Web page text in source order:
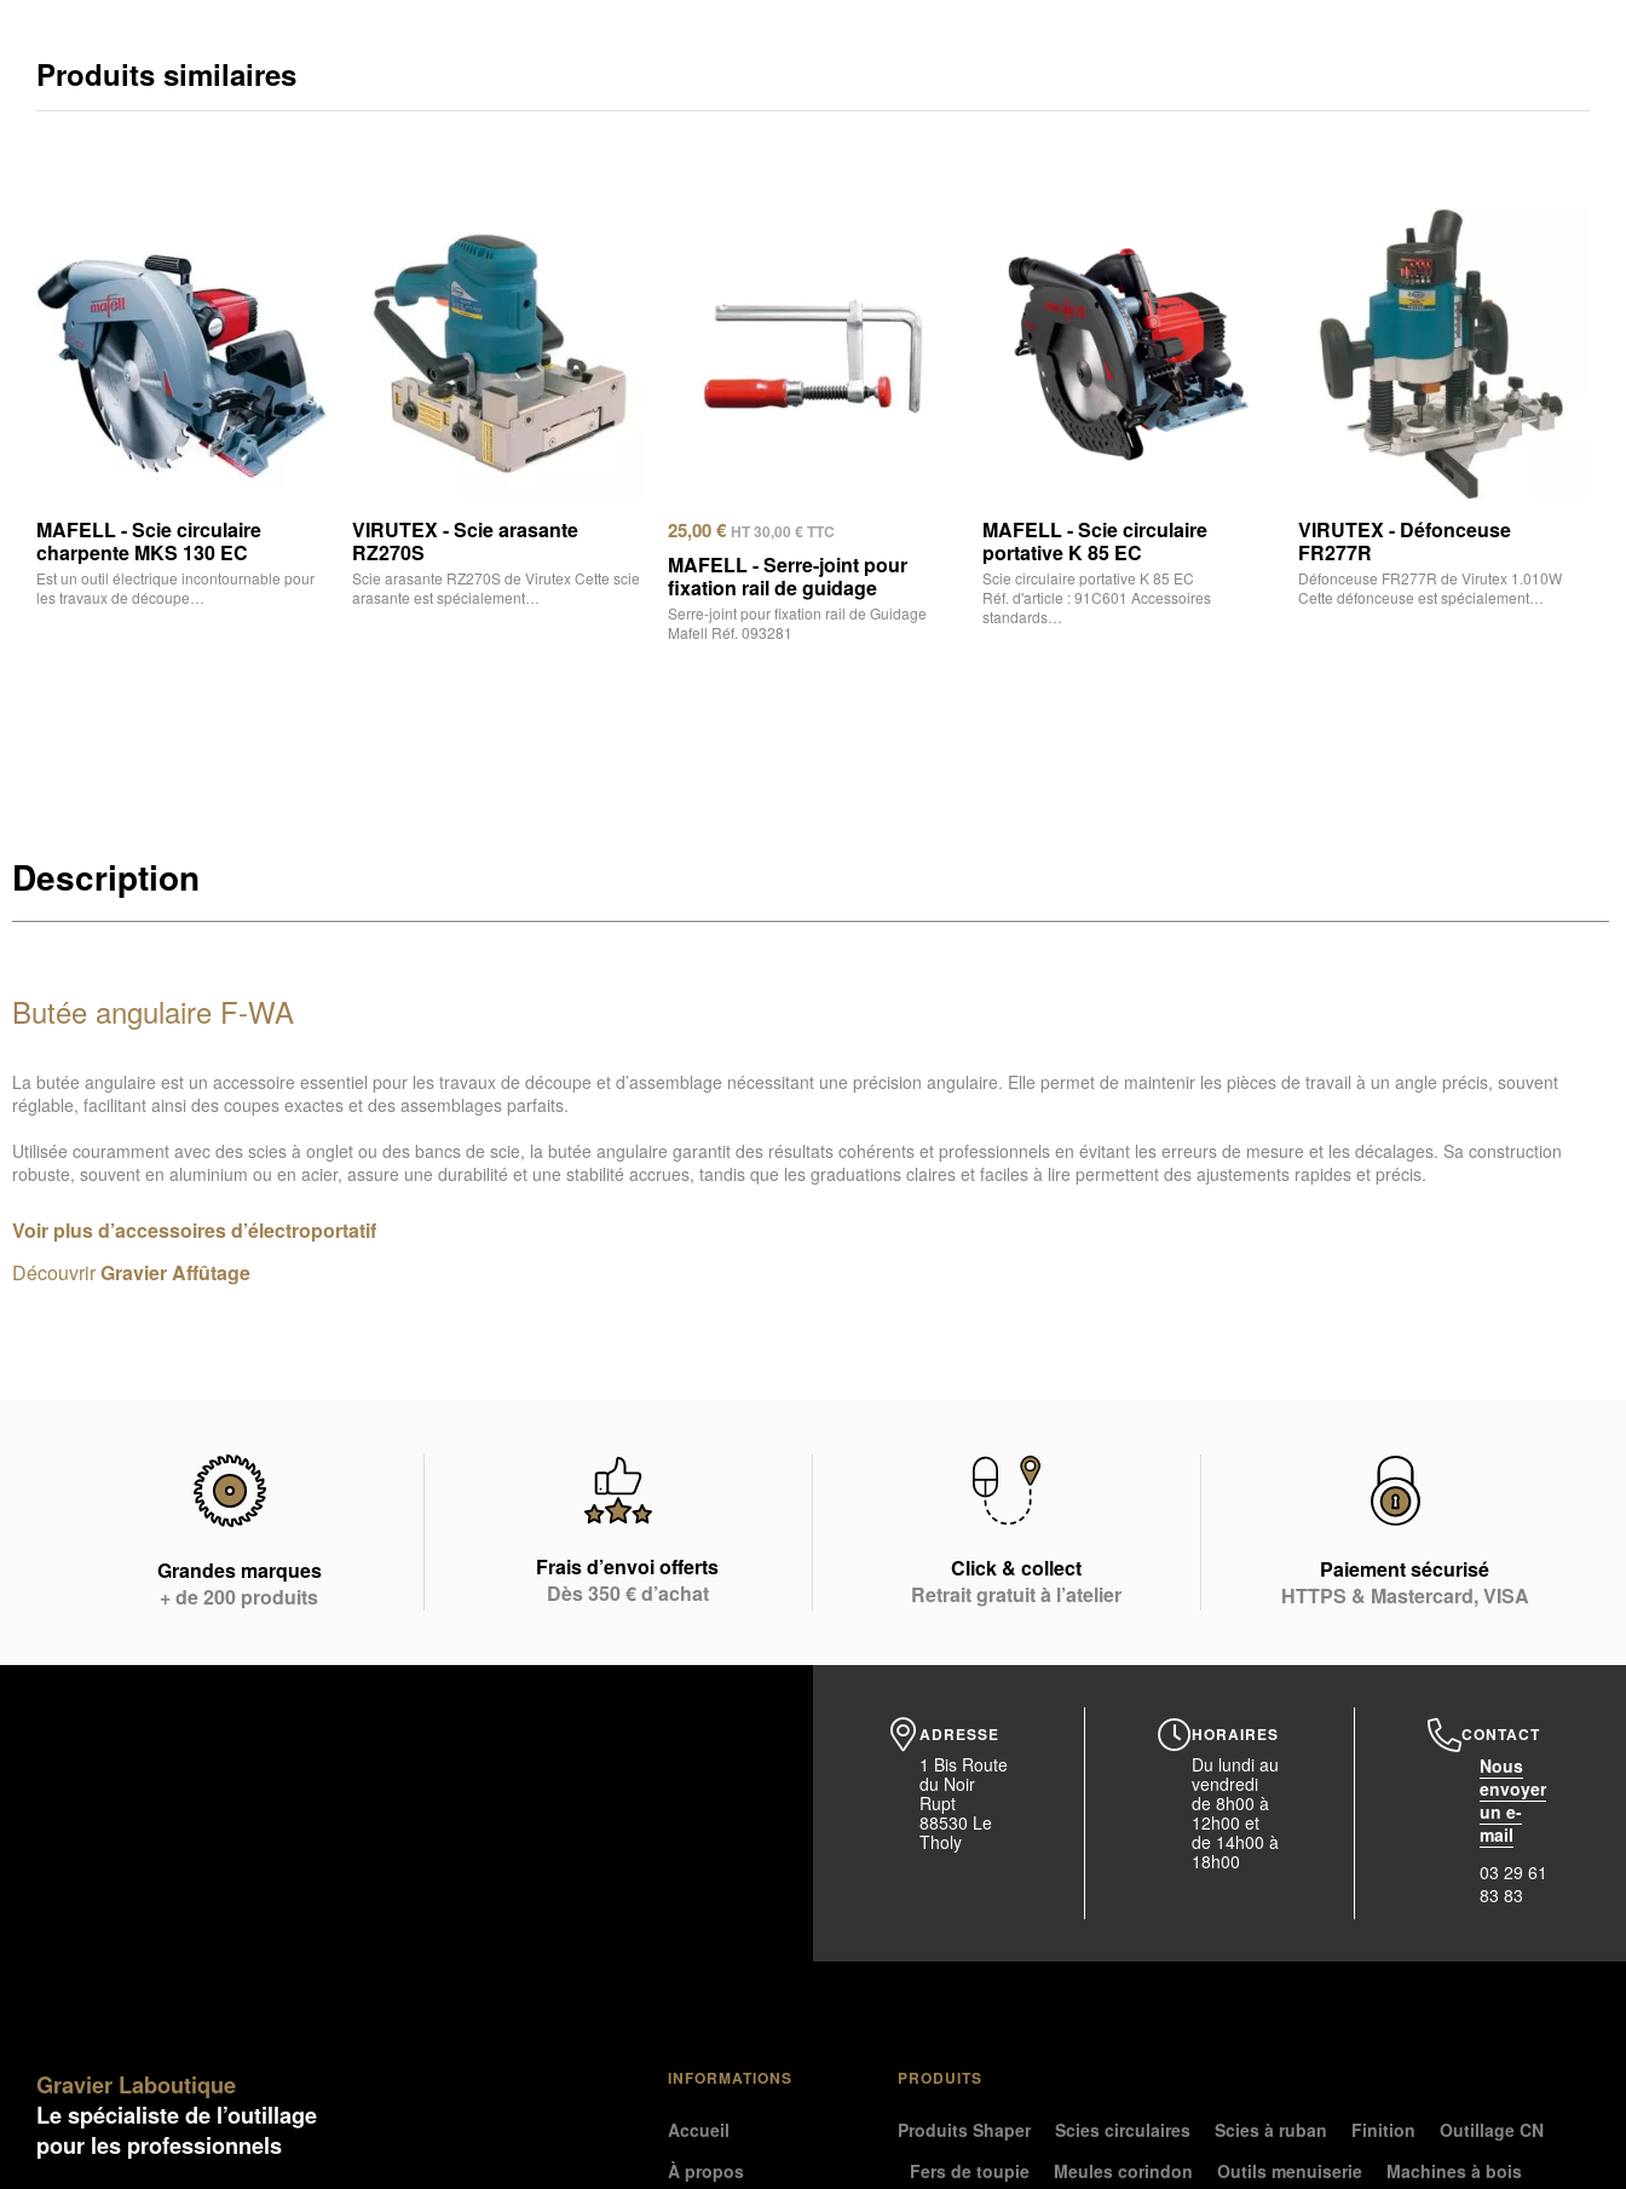
Produits similaires
MAFELL - Scie circulaire
charpente MKS 130 EC
Est un outil électrique incontournable pour
les travaux de découpe…
VIRUTEX - Scie arasante
RZ270S
Scie arasante RZ270S de Virutex Cette scie
arasante est spécialement…
25,00€ HT30,00 €TTC
MAFELL - Serre-joint pour
fixation rail de guidage
Serre-joint pour fixation rail de Guidage
Mafell Réf. 093281
MAFELL - Scie circulaire
portative K 85 EC
Scie circulaire portative K 85 EC
Réf. d'article : 91C601 Accessoires
standards…
VIRUTEX - Défonceuse
FR277R
Défonceuse FR277R de Virutex 1.010W
Cette défonceuse est spécialement…
Description
Butée angulaire F-WA
La butée angulaire est un accessoire essentiel pour les travaux de découpe et d’assemblage nécessitant une précision angulaire. Elle permet de maintenir les pièces de travail à un angle précis, souvent
réglable, facilitant ainsi des coupes exactes et des assemblages parfaits.
Utilisée couramment avec des scies à onglet ou des bancs de scie, la butée angulaire garantit des résultats cohérents et professionnels en évitant les erreurs de mesure et les décalages. Sa construction
robuste, souvent en aluminium ou en acier, assure une durabilité et une stabilité accrues, tandis que les graduations claires et faciles à lire permettent des ajustements rapides et précis.
Voir plus d’accessoires d’électroportatif
DécouvrirGravier Affûtage
Grandes marques
+ de 200 produits
Frais d’envoi offerts
Dès 350 € d’achat
Click & collect
Retrait gratuit à l’atelier
Paiement sécurisé
HTTPS & Mastercard, VISA
ADRESSE
1 Bis Route
du Noir
Rupt
88530 Le
Tholy
HORAIRES
Du lundi au
vendredi
de 8h00 à
12h00 et
de 14h00 à
18h00
CONTACT
Nous
envoyer
un e-
mail
03 29 61
83 83
Gravier Laboutique
Le spécialiste de l’outillage
pour les professionnels
INFORMATIONS
Accueil
À propos
PRODUITS
Produits Shaper Scies circulaires Scies à ruban Finition
Outillage CN
Fers de toupie
Meules corindon Outils menuiserie Machines à bois